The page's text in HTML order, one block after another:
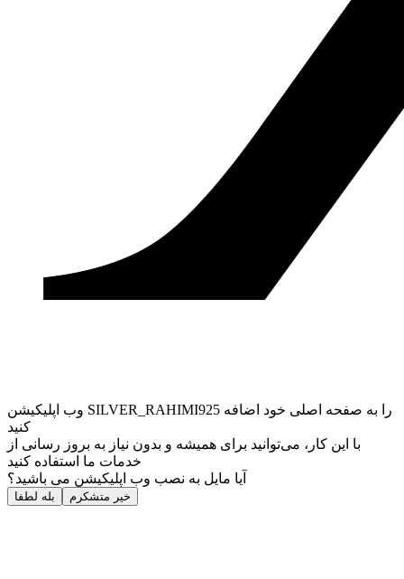
وب ‌اپلیکیشن SILVER_RAHIMI925 را به صفحه اصلی خود اضافه
کنید
با این کار، می‌توانید برای همیشه و بدون نیاز به بروز ‌رسانی از
خدمات ما استفاده کنید
آیا مایل به نصب وب اپلیکیشن می باشید؟
بله لطفا خیر متشکرم